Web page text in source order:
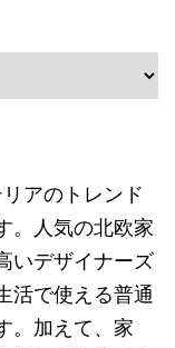
アのトレンド
。人気の北欧家
いデザイナーズ
活で使える普通
。加えて、家